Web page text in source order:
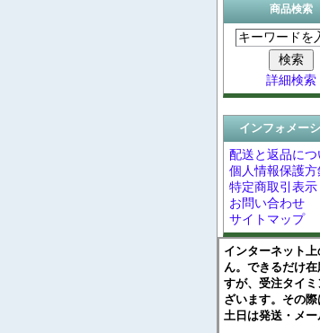
商品検索
詳細検索
インフォメー
配送と返品につ
個人情報保護方
特定商取引表示
お問い合わせ
サイトマップ
インターネット
ん。できるだけ
すが、受注タイ
ざいます。その
土日は発送・メー